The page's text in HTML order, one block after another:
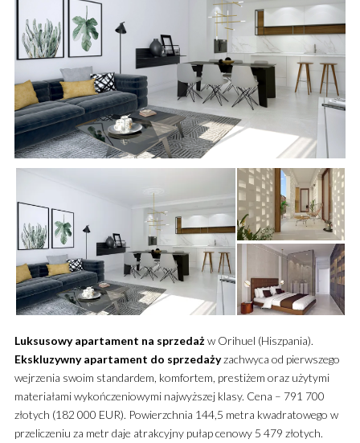
Luksusowy apartament na sprzedażw Orihuel (Hiszpania).
Ekskluzywny apartament do sprzedażyzachwyca od pierwszego
wejrzenia swoim standardem, komfortem, prestiżem oraz użytymi
materiałami wykończeniowymi najwyższej klasy. Cena – 791 700
złotych (182 000 EUR). Powierzchnia 144,5 metra kwadratowego w
przeliczeniu za metr daje atrakcyjny pułap cenowy 5 479 złotych.